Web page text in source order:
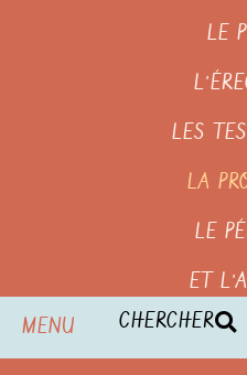
LE
LES
LA
LE
ET
MENU
CHERCHER